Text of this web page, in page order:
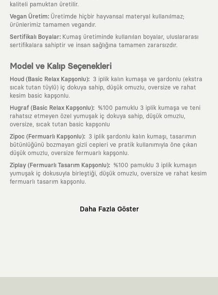
kaliteli pamuktan üretilir.
Vegan Üretim: Üretimde hiçbir hayvansal materyal kullanılmaz;
ürünlerimiz tamamen vegandır.
Sertifikalı Boyalar: Kumaş üretiminde kullanılan boyalar, uluslararası
sertifikalara sahiptir ve insan sağlığına tamamen zararsızdır.
Model ve Kalıp Seçenekleri
Houd (Basic Relax Kapşonlu):
3 iplik kalın kumaşa ve şardonlu (ekstra
sıcak tutan tüylü) iç dokuya sahip, düşük omuzlu, oversize ve rahat
kesim basic kapşonlu.
Hugraf (Basic Relax Kapşonlu):
%100 pamuklu 3 iplik kumaşa ve teni
rahatsız etmeyen özel yumuşak iç dokuya sahip, düşük omuzlu,
oversize, sıcak tutan basic kapşonlu
Zipoc (Fermuarlı Kapşonlu):
3 iplik şardonlu kalın kumaşı, tasarımın
bütünlüğünü bozmayan gizli cepleri ve pratik kullanımıyla öne çıkan
düşük omuzlu, oversize fermuarlı kapşonlu.
Ziplay (Fermuarlı Tasarım Kapşonlu):
%100 pamuklu 3 iplik kumaşın
yumuşak iç dokusuyla birleştiği, düşük omuzlu, oversize ve rahat kesim
fermuarlı tasarım kapşonlu.
dolabının en değerli parçası olarak kalacak, hikayesini ve estetik
Daha Fazla Göster